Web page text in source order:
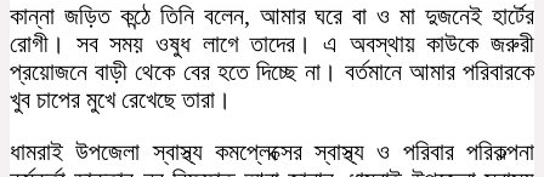
কান্না জড়িত কন্ঠে তিনি বলেন, আমার ঘরে বা ও মা দুজনেই হার্টের
রোগী। সব সময় ওষুধ লাগে তাদের। এ অবস্থায় কাউকে জরুরী
প্রয়োজনে বাড়ী থেকে বের হতে দিচ্ছে না। বর্তমানে আমার পরিবারকে
খুব চাপের মুখে রেখেছে তারা।
ধামরাই উপজেলা স্বাস্থ্য কমপ্লেক্সের স্বাস্থ্য ও পরিবার পরিকল্পনা